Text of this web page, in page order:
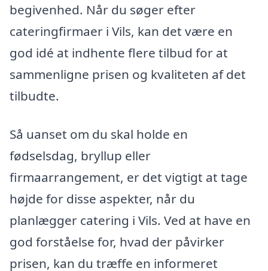
begivenhed. Når du søger efter
cateringfirmaer i Vils, kan det være en
god idé at indhente flere tilbud for at
sammenligne prisen og kvaliteten af det
tilbudte.
Så uanset om du skal holde en
fødselsdag, bryllup eller
firmaarrangement, er det vigtigt at tage
højde for disse aspekter, når du
planlægger catering i Vils. Ved at have en
god forståelse for, hvad der påvirker
prisen, kan du træffe en informeret